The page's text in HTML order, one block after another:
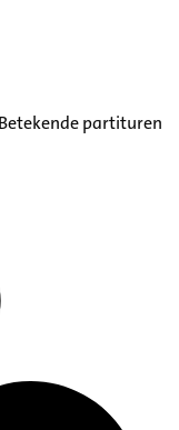
partituren